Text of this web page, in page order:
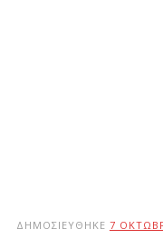
ΔΗΜΟΣΙΕΎΘΗΚΕ 7